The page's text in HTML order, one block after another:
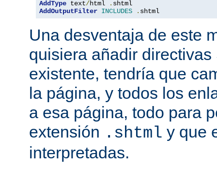
AddType text/html .
AddOutputFilter INCLUDES . shtml
Una desventaja de este
quisiera añadir
existente, tendría que
la página, y todos los
a esa página, todo para
extensión .shtml y que
interpretadas.